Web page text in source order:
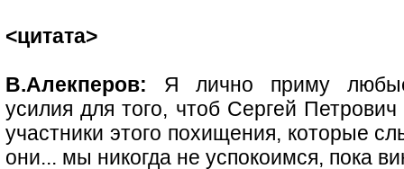
<цитата>
В.Алекперов: Я лично приму
усилия для того, чтоб Сергей
участники этого похищения, которые
они... мы никогда не успокоимся, пока